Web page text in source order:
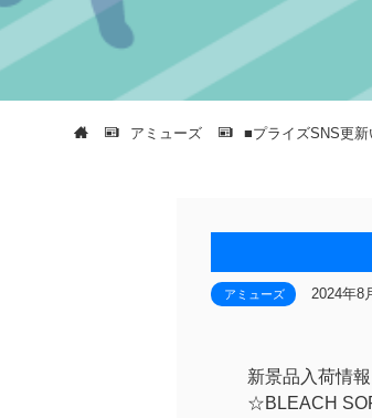
アミューズ ■プライズSNS更
アミューズ 2024年8
新景品入荷情報
☆BLEACH